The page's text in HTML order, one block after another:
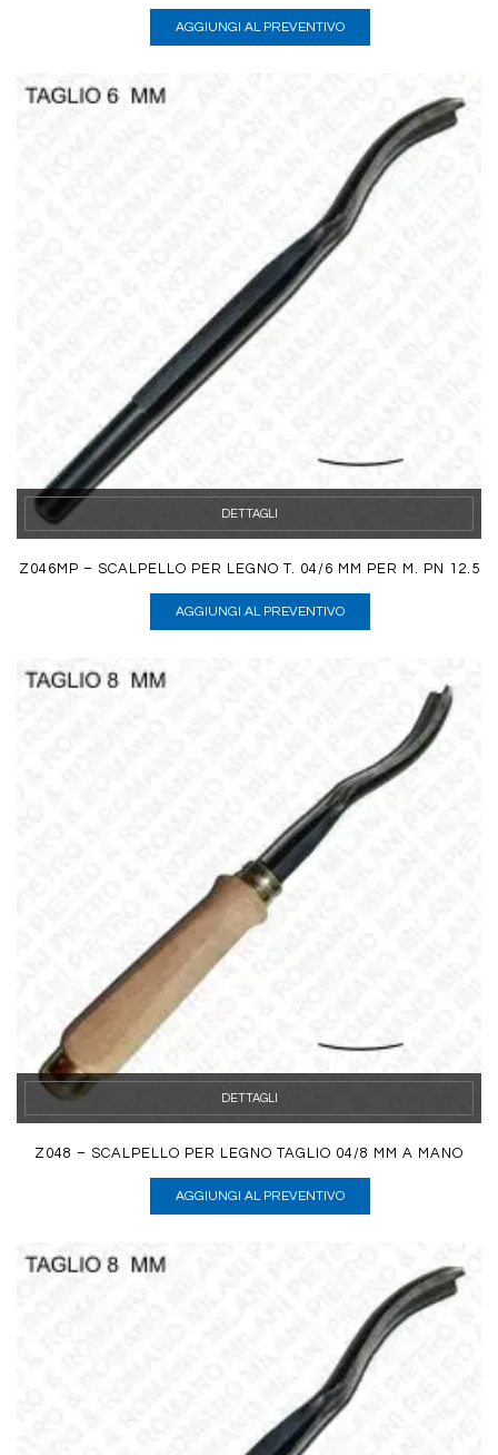
AGGIUNGI AL PREVENTIVO
DETTAGLI
Z046MP – SCALPELLO PER LEGNO T. 04/6 MM PER M. PN 12.5
AGGIUNGI AL PREVENTIVO
DETTAGLI
Z048 – SCALPELLO PER LEGNO TAGLIO 04/8 MM A MANO
AGGIUNGI AL PREVENTIVO